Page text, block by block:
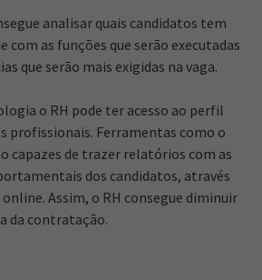
analisar quais candidatos tem
com as funções que serão executadas
que serão mais exigidas na vaga.
o RH pode ter acesso ao perfil
profissionais. Ferramentas como o
capazes de trazer relatórios com as
dos candidatos, através
Assim, o RH consegue diminuir
da contratação.